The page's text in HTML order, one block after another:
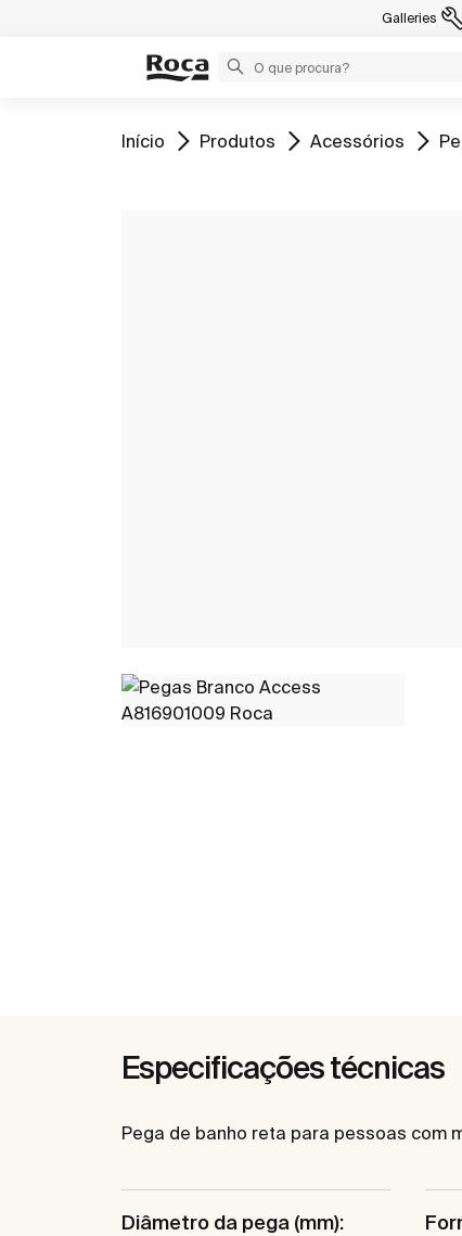
Galleries
Ir para
Início Ir para
Produtos Ir para
Acessórios Ir
Especificações técnicas
Pega de banho reta para pessoas com
Diâmetro da pega (mm):